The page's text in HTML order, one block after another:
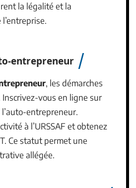
la légalité et la
entrepreneur
, les démarches
vous en ligne sur
entrepreneur.
à l’URSSAF et obtenez
Ce statut permet une
allégée.